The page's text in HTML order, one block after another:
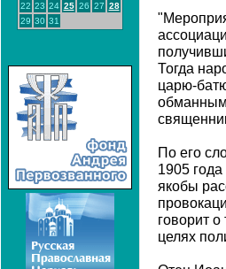
22 23 24 25 26 27 28
29 30 31
Тогда
царю-
обманным
По его
1905
якобы
говорит
целях